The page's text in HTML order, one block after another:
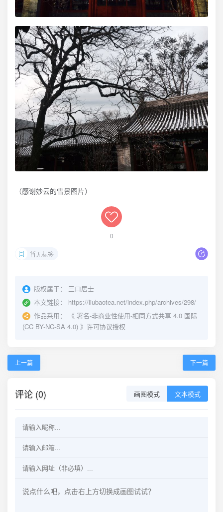
（感谢妙云的雪景图片）
0
暂无标签
版权属于：
三口居士
本文链接：
https://liubaotea.net/index.php/archives/298/
作品采用：
《 署名-非商业性使用-相同方式共享 4.0 国际
(CC BY-NC-SA 4.0) 》许可协议授权
上一篇 下一篇
评论 (0) 画图模式 文本模式